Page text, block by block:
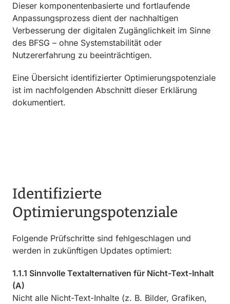
Dieser komponentenbasierte und fortlaufende
Anpassungsprozess dient der nachhaltigen
Verbesserung der digitalen Zugänglichkeit im Sinne
des BFSG – ohne Systemstabilität oder
Nutzererfahrung zu beeinträchtigen.
Eine Übersicht identifizierter Optimierungspotenziale
ist im nachfolgenden Abschnitt dieser Erklärung
dokumentiert.
Identifizierte
Optimierungspotenziale
Folgende Prüfschritte sind fehlgeschlagen und
werden in zukünftigen Updates optimiert:
1.1.1 Sinnvolle Textalternativen für Nicht-Text-Inhalt
(A)
Nicht alle Nicht-Text-Inhalte (z. B. Bilder, Grafiken,